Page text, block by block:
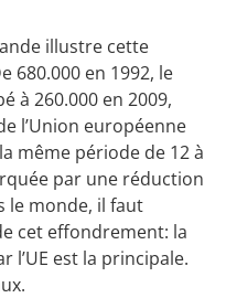
illustre cette
680.000 en 1992, le
à 260.000 en 2009,
l’Union européenne
même période de 12 à
par une réduction
le monde, il faut
cet effondrement: la
l’UE est la principale.